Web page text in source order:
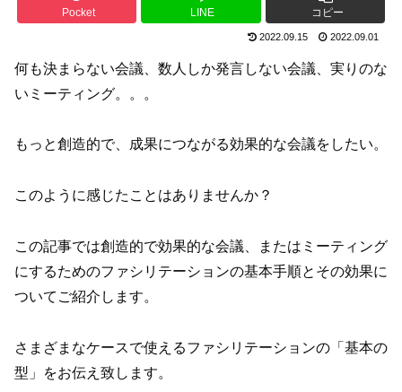
Pocket LINE コピー
2022.09.15 2022.09.01
何も決まらない会議、数人しか発言しない会議、実りのな
いミーティング。。。
もっと創造的で、成果につながる効果的な会議をしたい。
このように感じたことはありませんか？
この記事では創造的で効果的な会議、またはミーティング
にするためのファシリテーションの基本手順とその効果に
ついてご紹介します。
さまざまなケースで使えるファシリテーションの「基本の
型」をお伝え致します。